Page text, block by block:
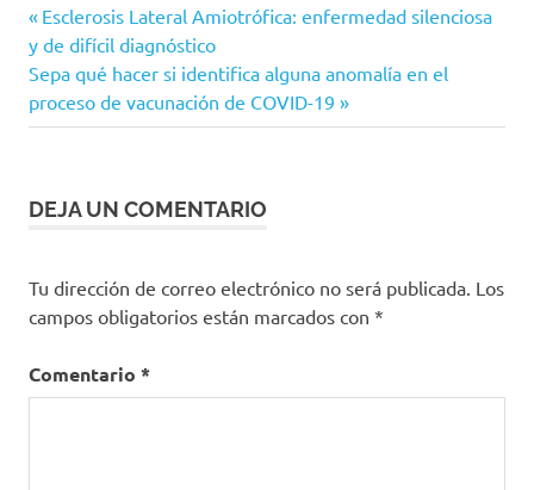
Asesor
de
Vacunas
COVID-
cinco
Pfizer/BioNTech
Plan
de
Navegación
de
entradas
Entrada
anterior:
Esclerosis Lateral Amiotrófica: enfermedad silenciosa
y de difícil diagnóstico
Siguiente
entrada:
Sepa qué hacer si identifica alguna anomalía en el
proceso de vacunación de COVID-19
DEJA UN COMENTARIO
Tu dirección de correo electrónico no será publicada. Los
campos obligatorios están marcados con *
Comentario *